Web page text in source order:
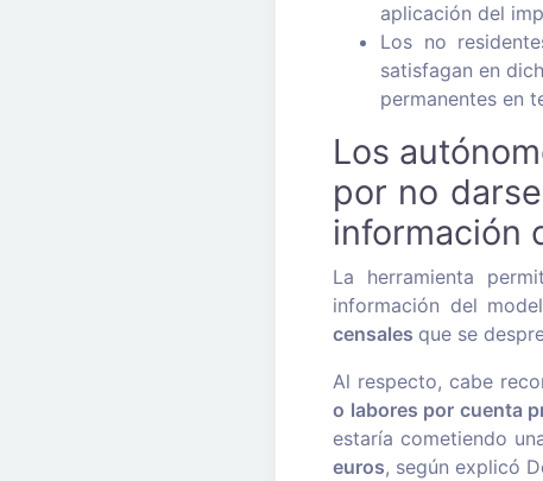
aplicación del
Los no
satisfagan en
permanentes en
Los
por no
información
La herramienta
información del
censales que se
Al respecto, cabe
o labores por cuenta
estaría cometiendo
euros, según explicó